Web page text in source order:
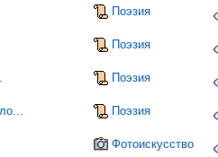
Поэзия
Поэзия
Поэзия
Поэзия
Фотоискусство